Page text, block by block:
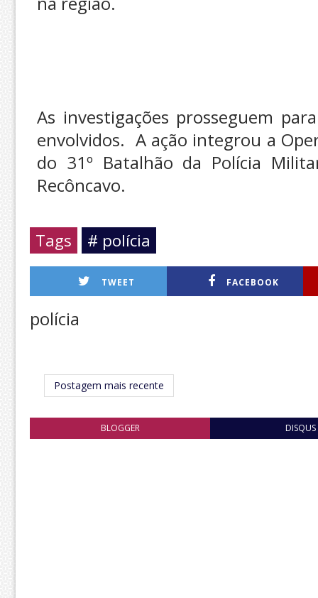
As investigações prosseguem
envolvidos. A ação integrou a
do 31º Batalhão da Polícia
Recôncavo.
Tags # polícia
TWEET FACEBOOK
polícia
Postagem mais recente
BLOGGER DISQUS